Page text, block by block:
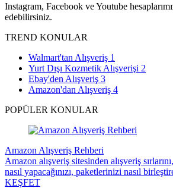
Instagram, Facebook ve Youtube
edebilirsiniz.
TREND KONULAR
Walmart'tan Alışveriş 1
Yurt Dışı Kozmetik Alışverişi 2
Ebay'den Alışveriş 3
Amazon'dan Alışveriş 4
POPÜLER KONULAR
Amazon Alışveriş Rehberi
Amazon alışveriş sitesinden alışveriş
nasıl yapacağınızı, paketlerinizi nasıl
KEŞFET